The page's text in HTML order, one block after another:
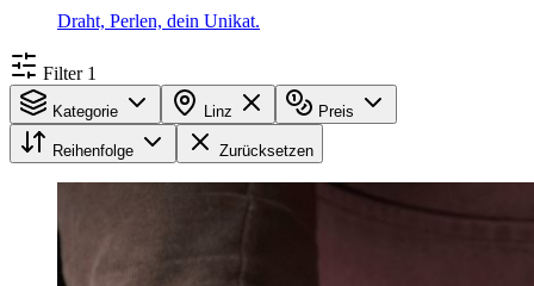
Draht, Perlen, dein Unikat.
Filter 1
Kategorie Linz Preis
Reihenfolge Zurücksetzen